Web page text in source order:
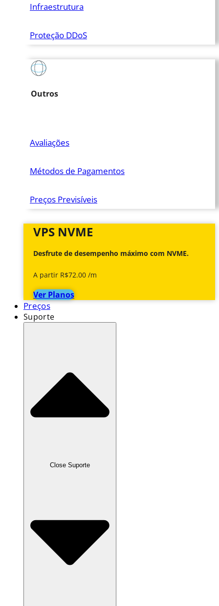
Infraestrutura
Proteção DDoS
Outros
Avaliações
Métodos de Pagamentos
Preços Previsíveis
VPS NVME
Desfrute de desempenho máximo com NVME.
A partir R$72.00 /m
Ver Planos
Preços
Suporte
Close Suporte